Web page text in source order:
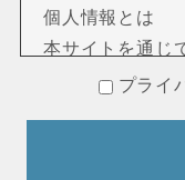
個人情報とは
本サイトを通じ
名、電話番号、
個人情報の収集
プライ